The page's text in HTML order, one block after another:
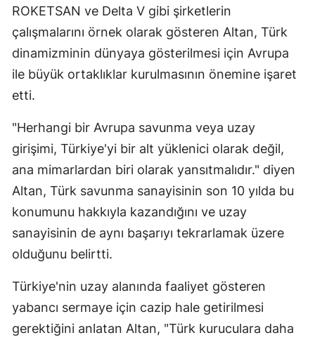
ROKETSAN ve Delta V gibi şirketlerin
çalışmalarını örnek olarak gösteren Altan, Türk
dinamizminin dünyaya gösterilmesi için Avrupa
ile büyük ortaklıklar kurulmasının önemine işaret
etti.
"Herhangi bir Avrupa savunma veya uzay
girişimi, Türkiye'yi bir alt yüklenici olarak değil,
ana mimarlardan biri olarak yansıtmalıdır." diyen
Altan, Türk savunma sanayisinin son 10 yılda bu
konumunu hakkıyla kazandığını ve uzay
sanayisinin de aynı başarıyı tekrarlamak üzere
olduğunu belirtti.
Türkiye'nin uzay alanında faaliyet gösteren
yabancı sermaye için cazip hale getirilmesi
gerektiğini anlatan Altan, "Türk kuruculara daha